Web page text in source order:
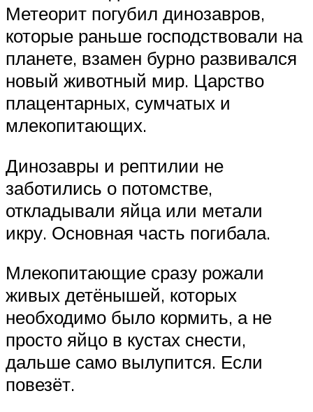
Метеорит погубил динозавров,
которые раньше господствовали на
планете, взамен бурно развивался
новый животный мир. Царство
плацентарных, сумчатых и
млекопитающих.
Динозавры и рептилии не
заботились о потомстве,
откладывали яйца или метали
икру. Основная часть погибала.
Млекопитающие сразу рожали
живых детёнышей, которых
необходимо было кормить, а не
просто яйцо в кустах снести,
дальше само вылупится. Если
повезёт.